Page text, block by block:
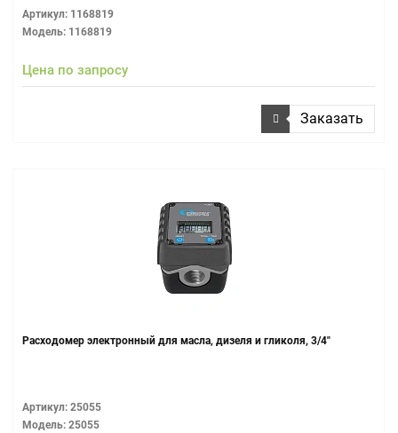
Артикул: 1168819
Модель: 1168819
Цена по запросу
Заказать
Расходомер электронный для масла, дизеля и гликоля, 3/4"
Артикул: 25055
Модель: 25055